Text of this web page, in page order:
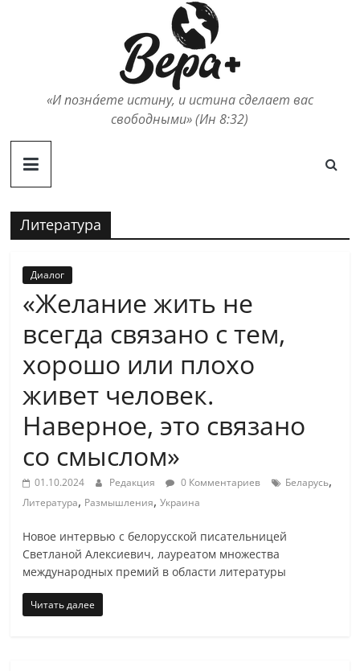
«И позна́ете истину, и истина сделает вас
свободными» (Ин 8:32)
Литература
Диалог
«Желание жить не
всегда связано с тем,
хорошо или плохо
живет человек.
Наверное, это связано
со смыслом»
01.10.2024 Редакция 0 Комментариев Беларусь,
Литература, Размышления,Украина
Новое интервью с белорусской писательницей
Светланой Алексиевич, лауреатом множества
международных премий в области литературы
Читать далее